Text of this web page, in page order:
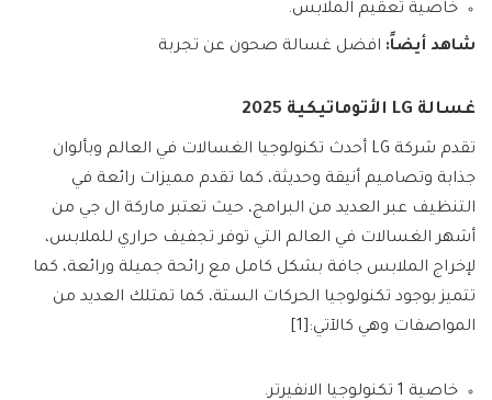
خاصية تعقيم الملابس.
شاهد أيضاً: افضل غسالة صحون عن تجربة
غسالة LG الأتوماتيكية 2025
تقدم شركة LG أحدث تكنولوجيا الغسالات في العالم وبألوان
جذابة وتصاميم أنيقة وحديثة، كما تقدم مميزات رائعة في
التنظيف عبر العديد من البرامج، حيث تعتبر ماركة ال جي من
أشهر الغسالات في العالم التي توفر تجفيف حراري للملابس،
لإخراج الملابس جافة بشكل كامل مع رائحة جميلة ورائعة، كما
تتميز بوجود تكنولوجيا الحركات الستة، كما تمتلك العديد من
المواصفات وهي كالآتي:[1]
خاصية 1 تكنولوجيا الانفيرتر.